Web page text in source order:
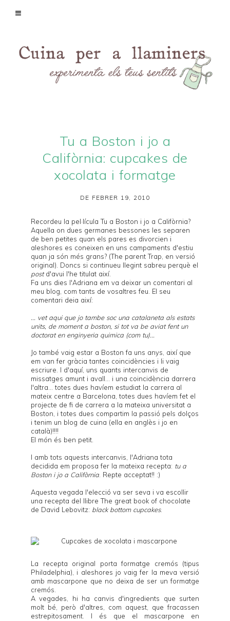
Tu a Boston i jo a
Califòrnia: cupcakes de
xocolata i formatge
DE FEBRER 19, 2010
Recordeu la pel·lículaTu a Boston i jo a Califòrnia?
Aquella on dues germanes bessones les separen
de ben petites quan els pares es divorcien i
aleshores es coneixen en uns campaments d'estiu
quan ja són més grans? (The parent Trap, en versió
original). Doncs si continueu llegint sabreu perquè el
postd'avui l'he titulat així.
Fa uns dies l'Adriana em va deixar un comentari al
meu blog, com tants de vosaltres feu. El seu
comentari deia així:
... vet aqui que jo tambe soc una catalaneta als estats
units, de moment a boston, si tot va be aviat fent un
doctorat en enginyeria quimica (com tu)...
Jo també vaig estar a Boston fa uns anys, així que
em van fer gràcia tantes coincidències i li vaig
escriure. I d'aquí, uns quants intercanvis de
missatges amunt i avall... i una coincidència darrera
l'altra... totes dues havíem estudiat la carrera al
mateix centre a Barcelona, totes dues havíem fet el
projecte de fi de carrera a la mateixa universitat a
Boston, i totes dues compartim la passió pels dolços
i tenim un blog de cuina (ella en anglès i jo en
català)!!!!
El món és ben petit.
I amb tots aquests intercanvis, l'Adriana tota
decidida em proposa fer la mateixa recepta: tu a
Boston i jo a Califòrnia . Repte acceptat!! :)
Aquesta vegada l'elecció va ser seva i va escollir
una recepta del llibreThe great book of chocolate
de David Lebovitz: black bottom cupcakes.
La recepta original porta formatge cremós (tipus
Philadelphia), i aleshores jo vaig fer la meva versió
amb mascarpone que no deixa de ser un formatge
cremós.
A vegades, hi ha canvis d'ingredients que surten
molt bé, però d'altres, com aquest, que fracassen
estrepitosament. I és que el mascarpone en